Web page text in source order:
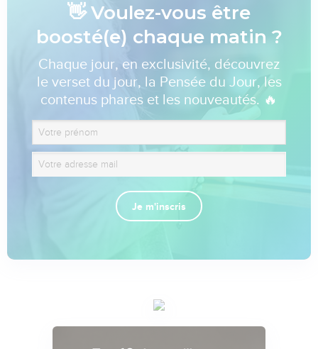
👋 Voulez-vous être
boosté(e) chaque matin ?
Chaque jour, en exclusivité, découvrez
le verset du jour, la Pensée du Jour, les
contenus phares et les nouveautés. 🔥
Je m'inscris